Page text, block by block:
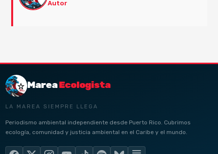
Autor
MareaEcologista
LA MAREA SIEMPRE LLEGA
Periodismo ambiental independiente desde Puerto Rico. Cubrimos
ecología, comunidad y justicia ambiental en el Caribe y el mundo.